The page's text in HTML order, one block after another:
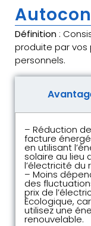
Définition :
produite par vos
personnels.
– Réduction
facture
en utilisant
solaire au lieu
l’électricité du
– Moins
des
prix de
Écologique,
utilisez une
renouvelable.